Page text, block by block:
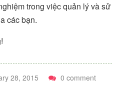
trong việc quản lý và sử
các bạn.
28, 2015
0 comment